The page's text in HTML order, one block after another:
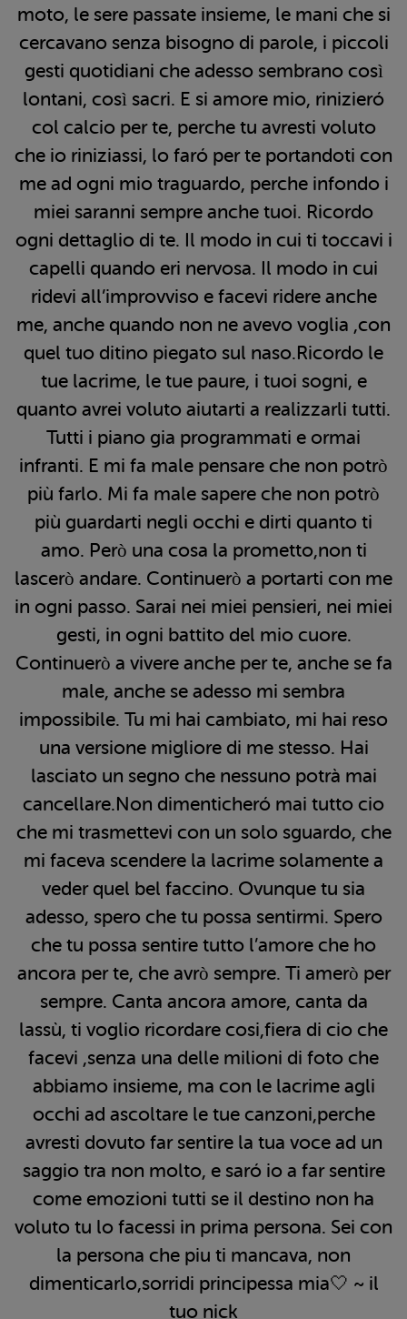
moto, le sere passate insieme, le mani che si
cercavano senza bisogno di parole, i piccoli
gesti quotidiani che adesso sembrano così
lontani, così sacri. E si amore mio, rinizieró
col calcio per te, perche tu avresti voluto
che io riniziassi, lo faró per te portandoti con
me ad ogni mio traguardo, perche infondo i
miei saranni sempre anche tuoi. Ricordo
ogni dettaglio di te. Il modo in cui ti toccavi i
capelli quando eri nervosa. Il modo in cui
ridevi all’improvviso e facevi ridere anche
me, anche quando non ne avevo voglia ,con
quel tuo ditino piegato sul naso.Ricordo le
tue lacrime, le tue paure, i tuoi sogni, e
quanto avrei voluto aiutarti a realizzarli tutti.
Tutti i piano gia programmati e ormai
infranti. E mi fa male pensare che non potrò
più farlo. Mi fa male sapere che non potrò
più guardarti negli occhi e dirti quanto ti
amo. Però una cosa la prometto,non ti
lascerò andare. Continuerò a portarti con me
in ogni passo. Sarai nei miei pensieri, nei miei
gesti, in ogni battito del mio cuore.
Continuerò a vivere anche per te, anche se fa
male, anche se adesso mi sembra
impossibile. Tu mi hai cambiato, mi hai reso
una versione migliore di me stesso. Hai
lasciato un segno che nessuno potrà mai
cancellare.Non dimenticheró mai tutto cio
che mi trasmettevi con un solo sguardo, che
mi faceva scendere la lacrime solamente a
veder quel bel faccino. Ovunque tu sia
adesso, spero che tu possa sentirmi. Spero
che tu possa sentire tutto l’amore che ho
ancora per te, che avrò sempre. Ti amerò per
sempre. Canta ancora amore, canta da
lassù, ti voglio ricordare cosi,fiera di cio che
facevi ,senza una delle milioni di foto che
abbiamo insieme, ma con le lacrime agli
occhi ad ascoltare le tue canzoni,perche
avresti dovuto far sentire la tua voce ad un
saggio tra non molto, e saró io a far sentire
come emozioni tutti se il destino non ha
voluto tu lo facessi in prima persona. Sei con
la persona che piu ti mancava, non
dimenticarlo,sorridi principessa mia🤍 ~ il
tuo nick